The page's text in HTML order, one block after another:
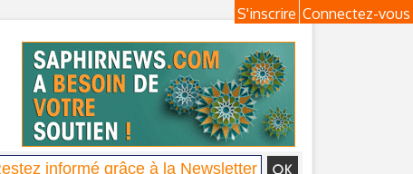
Connectez-vous
S'inscrire